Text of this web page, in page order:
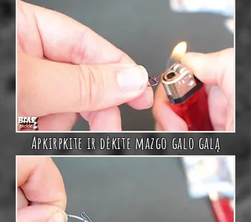
Apkirpkite ir dėkite mazgo galo galą